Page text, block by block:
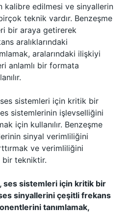
kalibre edilmesi ve sinyallerin
teknik vardır. Benzeşme
bir araya getirerek
aralıklarındaki
aralarındaki ilişkiyi
anlamlı bir formata
ses sistemleri için kritik bir
sistemlerinin işlevselliğini
için kullanılır. Benzeşme
sinyal verimliliğini
ve verimliliğini
tekniktir.
ses sistemleri için kritik bir
sinyallerini çeşitli frekans
tanımlamak,